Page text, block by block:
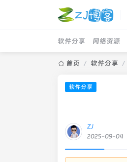
软件分享 网络资源
首页 / 软件分享 /
软件分享
ZJ
2025-09-04